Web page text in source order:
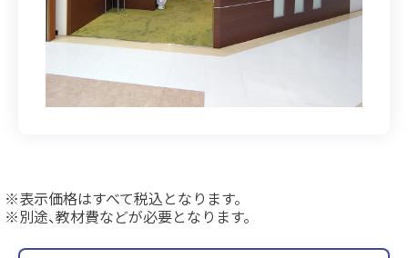
表示価格はすべて税込となります。
別途、教材費などが必要となります。